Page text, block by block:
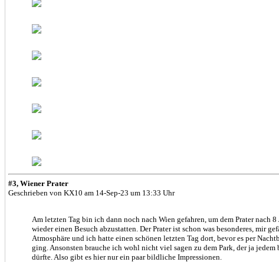
#3, Wiener Prater
Geschrieben von KX10 am 14-Sep-23 um 13:33 Uhr
Am letzten Tag bin ich dann noch nach Wien gefahren, um dem Prater nach 8
wieder einen Besuch abzustatten. Der Prater ist schon was besonderes, mir
Atmosphäre und ich hatte einen schönen letzten Tag dort, bevor es per
ging. Ansonsten brauche ich wohl nicht viel sagen zu dem Park, der ja jedem
dürfte. Also gibt es hier nur ein paar bildliche Impressionen.